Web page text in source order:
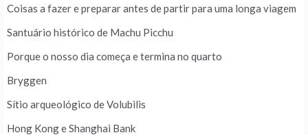
Coisas a fazer e preparar antes de partir para uma longa viagem
Santuário histórico de Machu Picchu
Porque o nosso dia começa e termina no quarto
Bryggen
Sítio arqueológico de Volubilis
Hong Kong e Shanghai Bank